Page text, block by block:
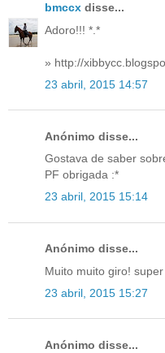
bmccx disse...
Adoro!!! *.*
» http://
23 abril, 2015 14:57
Anónimo disse...
Gostava de saber
PF obrigada :*
23 abril, 2015 15:14
Anónimo disse...
Muito muito giro!
23 abril, 2015 15:27
Anónimo disse...